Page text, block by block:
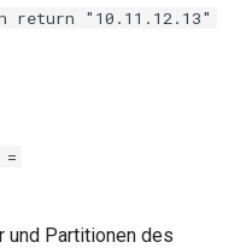
return "10.11.12.13"
Partitionen des